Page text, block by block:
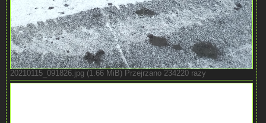
20210115_091826.jpg (1.66 MiB) Przejrzano 234220 razy